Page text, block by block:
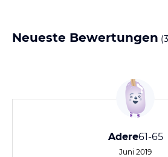
Neueste Bewertungen
Adere61-65
Juni 2019